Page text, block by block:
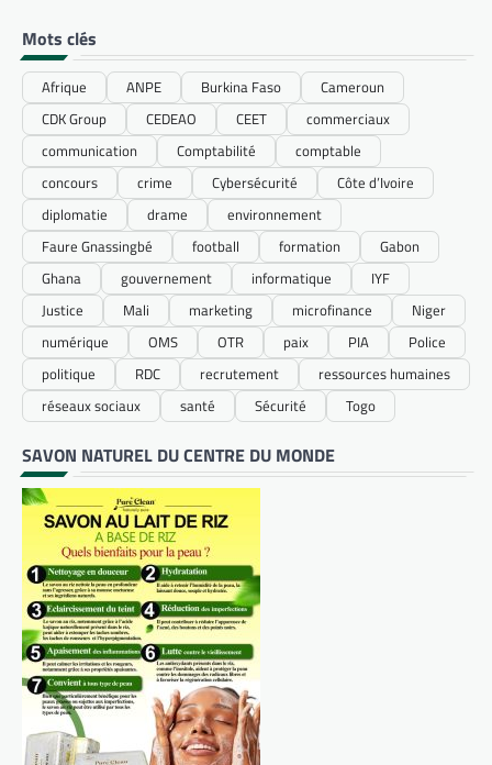
Mots clés
Afrique ANPE Burkina Faso
Cameroun
CDK Group
CEDEAO CEET
commerciaux
communication
Comptabilité
comptable
concours
crime Cybersécurité
Côte d’Ivoire
diplomatie
drame
environnement
Faure Gnassingbé
football formation
Gabon
Ghana
gouvernement informatique
IYF
Justice
Mali marketing microfinance
Niger
numérique
OMS OTR paix PIA
Police
politique
RDC recrutement
ressources humaines
réseaux sociaux
santé Sécurité Togo
SAVON NATUREL DU CENTRE DU MONDE